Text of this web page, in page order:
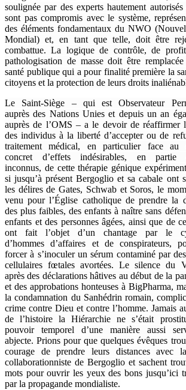
soulignée par des experts hautement
sont pas compromis avec le système,
des éléments fondamentaux du NWO
Mondial) et, en tant que telle, doit être
combattue. La logique de contrôle, de
pathologisation de masse doit être
santé publique qui a pour finalité première la
citoyens et la protection de leurs droits
Le Saint-Siège – qui est Observateur
auprès des Nations Unies et depuis un an
auprès de l’OMS – a le devoir de réaffirmer
des individus à la liberté d’accepter ou de
traitement médical, en particulier face au
concret d’effets indésirables, en partie
inconnus, de cette thérapie génique
si jusqu’à présent Bergoglio et sa cabale ont
les délires de Gates, Schwab et Soros, le
venu pour l’Église catholique de prendre la
des plus faibles, des enfants à naître sans
enfants et des personnes âgées, ainsi que de
ont fait l’objet d’un chantage par le
d’hommes d’affaires et de conspirateurs,
forcer à s’inoculer un sérum contaminé par
cellulaires fœtales avortées. Le silence du
après des déclarations hâtives au début de la
et des approbations honteuses à BigPharma,
la condamnation du Sanhédrin romain,
crime contre Dieu et contre l’homme. Jamais
de l’histoire la Hiérarchie ne s’était
pouvoir temporel d’une manière aussi
abjecte. Prions pour que quelques évêques
courage de prendre leurs distances avec
collaborationniste de Bergoglio et sachent
mots pour ouvrir les yeux des bons jusqu’ici
par la propagande mondialiste.